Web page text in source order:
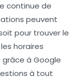
continue de
peuvent
pour trouver le
horaires
grâce à Google
à tout